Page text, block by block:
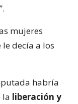
mujeres
le decía a los
habría
la liberación y